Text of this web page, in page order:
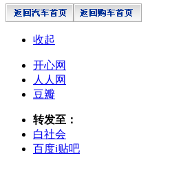
收起
开心网
人人网
豆瓣
转发至：
白社会
百度i贴吧